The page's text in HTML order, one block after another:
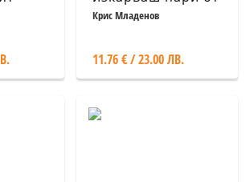
и
климатичните
Крис Младенов
11.76 € / 23.00 ЛВ.